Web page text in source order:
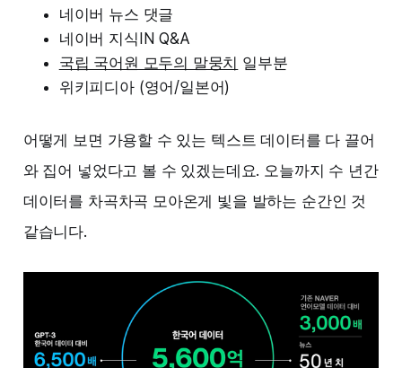
네이버 뉴스 댓글
네이버 지식IN Q&A
국립 국어원 모두의 말뭉치 일부분
위키피디아 (영어/일본어)
어떻게 보면 가용할 수 있는 텍스트 데이터를 다 끌어
와 집어 넣었다고 볼 수 있겠는데요. 오늘까지 수 년간
데이터를 차곡차곡 모아온게 빛을 발하는 순간인 것
같습니다.